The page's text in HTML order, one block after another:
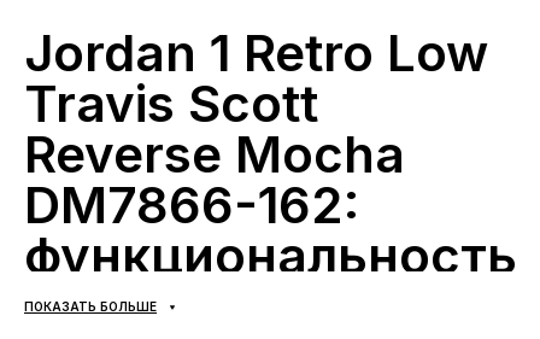
Jordan 1 Retro Low
Travis Scott
Reverse Mocha
DM7866-162:
функциональность,
надёжность и
ПОКАЗАТЬ БОЛЬШЕ